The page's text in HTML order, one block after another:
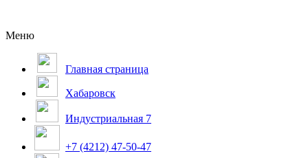
Меню
Главная страница
Хабаровск
Индустриальная 7
+7 (4212) 47-50-47